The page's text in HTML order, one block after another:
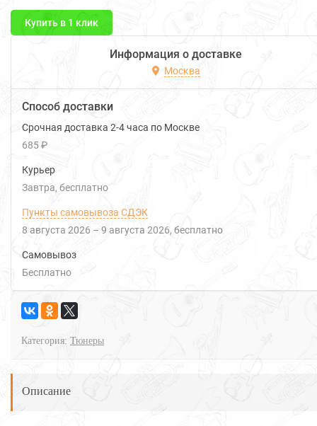
Купить в 1 клик
Информация о доставке
Москва
Способ доставки
Срочная доставка 2-4 часа по Москве
685 ₽
Курьер
Завтра
Бесплатно
Пункты самовывоза СДЭК
8 августа 2026 – 9 августа 2026 Бесплатно
Самовывоз
Бесплатно
Категория: Тюнеры
Описание